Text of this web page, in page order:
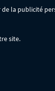
la publicité
site.